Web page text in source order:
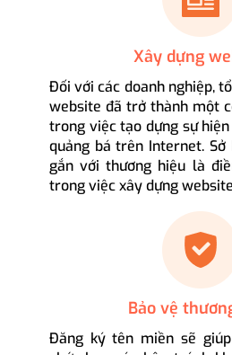
Xây dựng
Đối với các doanh nghiệp,
website đã trở thành một
trong việc tạo dựng sự
quảng bá trên Internet.
gắn với thương hiệu là
trong việc xây dựng
Bảo vệ
Đăng ký tên miền sẽ